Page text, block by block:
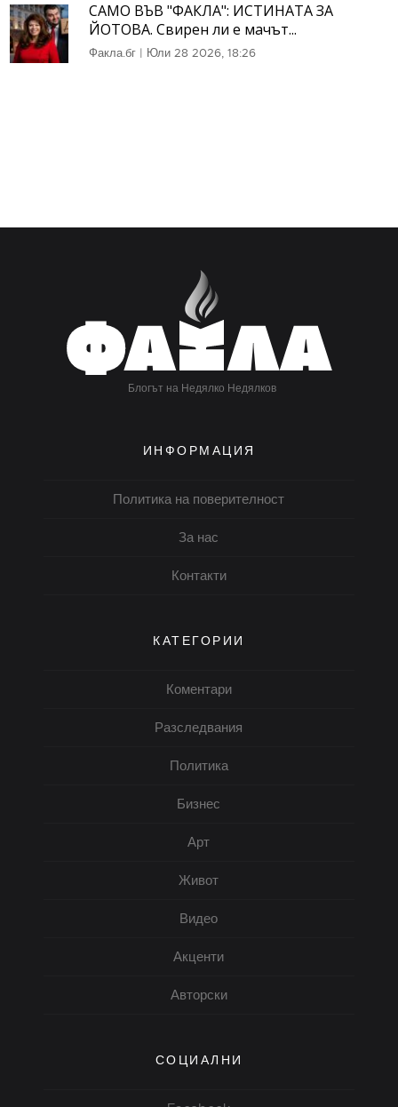
САМО ВЪВ "ФАКЛА": ИСТИНАТА ЗА
ЙОТОВА. Свирен ли е мачът...
Факла.бг | Юли 28 2026, 18:26
Блогът на Недялко Недялков
ИНФОРМАЦИЯ
Политика на поверителност
За нас
Контакти
КАТЕГОРИИ
Коментари
Разследвания
Политика
Бизнес
Арт
Живот
Видео
Акценти
Авторски
СОЦИАЛНИ